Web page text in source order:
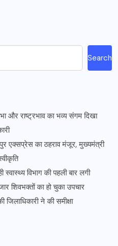
Search
और राष्ट्रभाव का भव्य संगम दिखा
का ठहराव मंजूर, मुख्यमंत्री
विभाग की पहली बार लगी
शिवभक्तों का हो चुका उपचार
जिलाधिकारी ने की समीक्षा